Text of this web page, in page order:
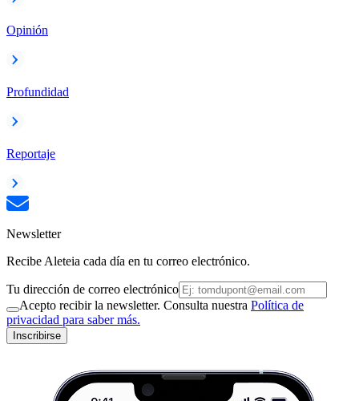
Opinión
Profundidad
Reportaje
Newsletter
Recibe Aleteia cada día en tu correo electrónico.
Tu dirección de correo electrónico
Acepto recibir la newsletter. Consulta nuestra Política de
privacidad para saber más.
Inscribirse